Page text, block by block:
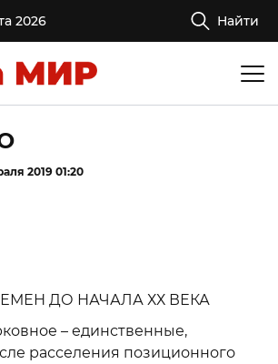
2026 Найти
2019 01:20
ДО НАЧАЛА ХХ ВЕКА
– единственные,
расселения позиционного